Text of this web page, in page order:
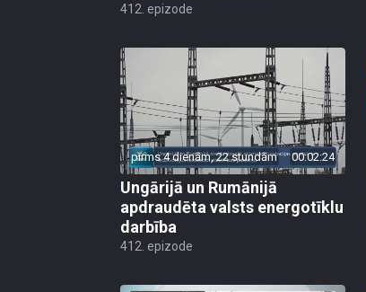
412. epizode
pirms 4 dienām, 22 stundām 00:02:24
Ungārijā un Rumānijā
apdraudēta valsts energotīklu
darbība
412. epizode